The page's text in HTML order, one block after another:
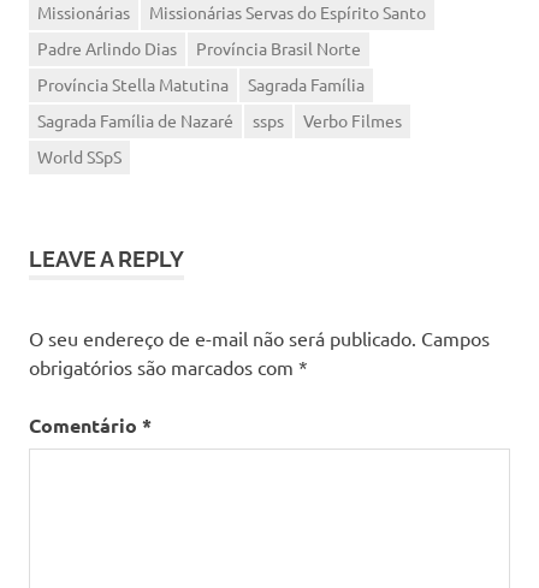
Missionárias
Missionárias Servas do Espírito Santo
Padre Arlindo Dias
Província Brasil Norte
Província Stella Matutina
Sagrada Família
Sagrada Família de Nazaré
ssps
Verbo Filmes
World SSpS
LEAVE A REPLY
O seu endereço de e-mail não será publicado. Campos
obrigatórios são marcados com *
Comentário *